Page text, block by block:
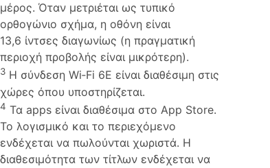
μέρος. Όταν μετριέται ως τυπικό
ορθογώνιο σχήμα, η οθόνη είναι
13,6 ίντσες διαγωνίως (η πραγματική
περιοχή προβολής είναι μικρότερη).
3 Η σύνδεση Wi‑Fi 6E είναι διαθέσιμη στις
χώρες όπου υποστηρίζεται.
4 Τα apps είναι διαθέσιμα στο App Store.
Το λογισμικό και το περιεχόμενο
ενδέχεται να πωλούνται χωριστά. Η
διαθεσιμότητα των τίτλων ενδέχεται να